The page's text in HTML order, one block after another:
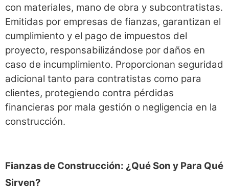
con materiales, mano de obra y subcontratistas.
Emitidas por empresas de fianzas, garantizan el
cumplimiento y el pago de impuestos del
proyecto, responsabilizándose por daños en
caso de incumplimiento. Proporcionan seguridad
adicional tanto para contratistas como para
clientes, protegiendo contra pérdidas
financieras por mala gestión o negligencia en la
construcción.
Fianzas de Construcción: ¿Qué Son y Para Qué
Sirven?